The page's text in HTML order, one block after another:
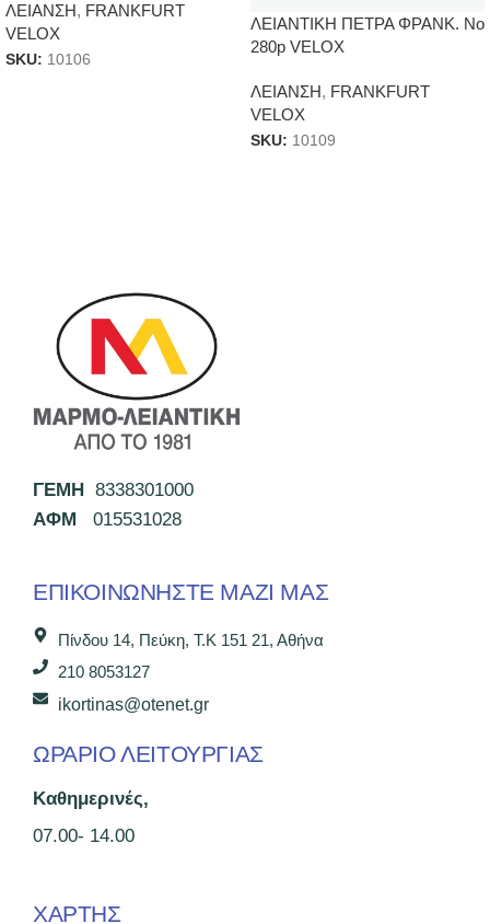
ΛΕΙΑΝΣΗ, FRANKFURT
VELOX
SKU: 10106
ΛΕΙΑΝΤΙΚΗ ΠΕΤΡΑ ΦΡΑΝΚ. Νο
280p VELOX
ΛΕΙΑΝΣΗ, FRANKFURT
VELOX
SKU: 10109
ΓΕΜΗ 8338301000
ΑΦΜ 015531028
ΕΠΙΚΟΙΝΩΝΉΣΤΕ ΜΑΖΊ ΜΑΣ
Πίνδου 14, Πεύκη, Τ.Κ 151 21, Αθήνα
210 8053127
ikortinas@otenet.gr
ΩΡΑΡΙΟ ΛΕΙΤΟΥΡΓΙΑΣ
Καθημερινές,
07.00- 14.00
ΧΑΡΤΗΣ